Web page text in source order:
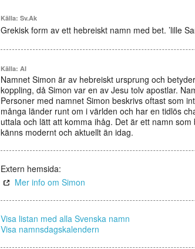
Källa: Sv.Ak
Grekisk form av ett hebreiskt namn med bet. ’lille
Källa: AI
Namnet Simon är av hebreiskt ursprung och
koppling, då Simon var en av Jesu tolv apostlar.
Personer med namnet Simon beskrivs oftast som
många länder runt om i världen och har en tidlös
uttala och lätt att komma ihåg. Det är ett namn
känns modernt och aktuellt än idag.
Extern hemsida:
Mer info om Simon
Visa listan med alla Svenska namn
Visa namnsdagskalendern